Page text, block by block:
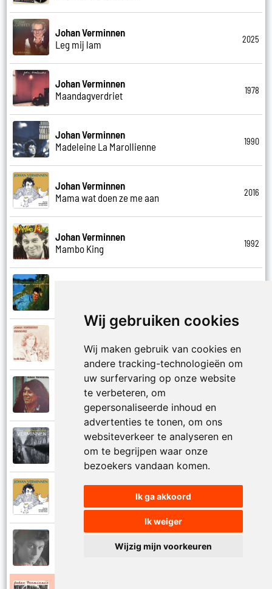
Wij gebruiken cookies
Wij maken gebruik van cookies en
andere tracking-technologieën om
uw surfervaring op onze website
te verbeteren, om
gepersonaliseerde inhoud en
advertenties te tonen, om ons
websiteverkeer te analyseren en
om te begrijpen waar onze
bezoekers vandaan komen.
Ik ga akkoord
Ik weiger
Wijzig mijn voorkeuren
Johan Verminnen
Leg mij lam
2025
Johan Verminnen
Maandagverdriet
1978
Johan Verminnen
Madeleine La Marollienne
1990
Johan Verminnen
Mama wat doen ze me aan
2016
Johan Verminnen
Mambo King
1992
Marionet
Johan Verminnen
Johan Verminnen
Mayday
Meer dan zestig
Johan Verminnen